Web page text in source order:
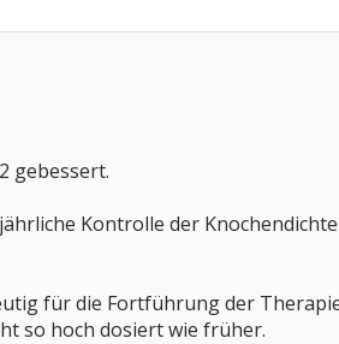
gebessert.
Kontrolle der
für die Fortführung der
so hoch dosiert wie früher.